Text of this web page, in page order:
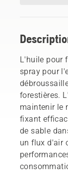
L'huile pour
spray pour
forestières.
maintenir le
fixant
de sable
un flux d'air